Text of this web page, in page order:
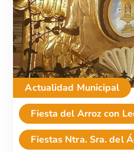
Actualidad Municipal
Fiesta del Arroz con
Fiestas Ntra. Sra. del